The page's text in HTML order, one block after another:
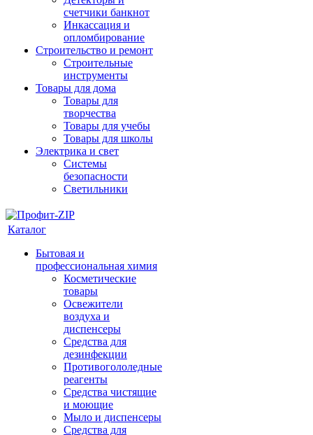
счетчики банкнот
Инкассация и
опломбирование
Строительство и ремонт
Строительные
инструменты
Товары для дома
Товары для
творчества
Товары для учебы
Товары для школы
Электрика и свет
Системы
безопасности
Светильники
Каталог
Бытовая и
профессиональная химия
Косметические
товары
Освежители
воздуха и
диспенсеры
Средства для
дезинфекции
Противогололедные
реагенты
Средства чистящие
и моющие
Мыло и диспенсеры
Средства для